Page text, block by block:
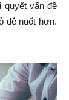
quyết vấn đề
dễ nuốt hơn.